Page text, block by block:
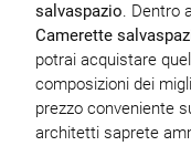
salvaspazio. Dentro
Camerette
potrai acquistare
composizioni dei
prezzo conveniente
architetti saprete